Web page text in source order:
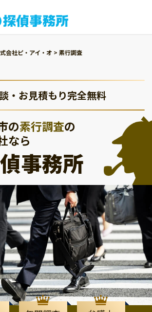
会社ピ・アイ・オ > 素行調査
・お見積もり完全無料
の素行調査の
なら
事務所